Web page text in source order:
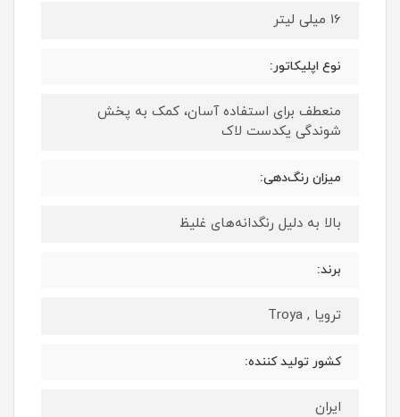
16 میلی لیتر
نوع اپلیکاتور:
منعطف برای استفاده آسان، کمک به پخش
شوندگی یکدست لاک
میزان رنگ‌دهی:
بالا به دلیل رنگدانه‌های غلیظ
برند:
ترویا , Troya
کشور تولید کننده:
ایران